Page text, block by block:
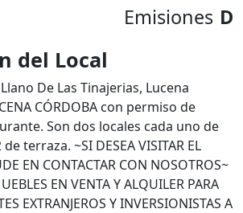
Emisiones D
del Local
De Las Tinajerias, Lucena
CÓRDOBA con permiso de
Son dos locales cada uno de
terraza. ~SI DESEA VISITAR EL
EN CONTACTAR CON NOSOTROS~
EN VENTA Y ALQUILER PARA
EXTRANJEROS Y INVERSIONISTAS A